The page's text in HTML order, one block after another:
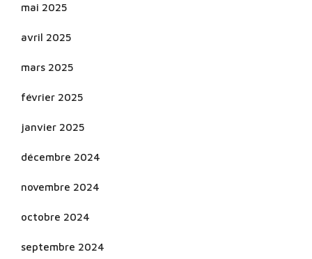
mai 2025
avril 2025
mars 2025
février 2025
janvier 2025
décembre 2024
novembre 2024
octobre 2024
septembre 2024